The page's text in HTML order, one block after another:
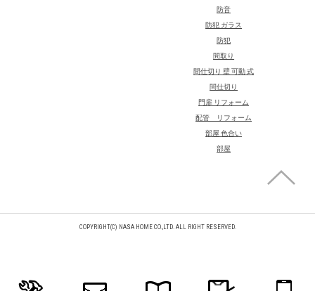
防音
防犯 ガラス
防犯
間取り
間仕切り 壁 可動 式
間仕切り
門扉 リフォーム
配管 リフォーム
部屋 色合い
部屋
COPYRIGHT(C) NASA HOME CO.,LTD. ALL RIGHT RESERVED.